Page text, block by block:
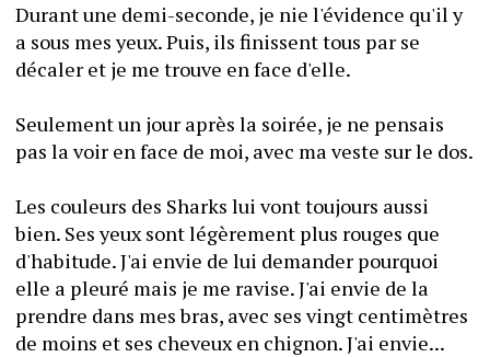
Durant une demi-seconde, je nie l'évidence qu'il y
a sous mes yeux. Puis, ils finissent tous par se
décaler et je me trouve en face d'elle.
Seulement un jour après la soirée, je ne pensais
pas la voir en face de moi, avec ma veste sur le dos.
Les couleurs des Sharks lui vont toujours aussi
bien. Ses yeux sont légèrement plus rouges que
d'habitude. J'ai envie de lui demander pourquoi
elle a pleuré mais je me ravise. J'ai envie de la
prendre dans mes bras, avec ses vingt centimètres
de moins et ses cheveux en chignon. J'ai envie...